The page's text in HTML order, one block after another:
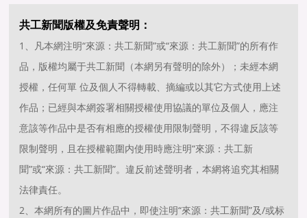
共工新聞版權及免責聲明：
1、凡本網注明“來源：共工新聞”或“來源：共工新聞”的所有作
品，版權均屬于共工新聞（本網另有聲明的除外）；未經本網
授權，任何單 位及個人不得轉載、摘編或以其它方式使用上述
作品；已經與本網簽署相關授權使用協議的單位及個人，應注
意該等作品中是否有相應的授權使用限制聲明，不得違反該等
限制聲明，且在授權範圍内使用時應注明“來源：共工新
聞”或“來源：共工新聞”。違反前述聲明者，本網将追究其相關
法律責任。
2、本網所有的圖片作品中，即使注明“來源：共工新聞”及/或标